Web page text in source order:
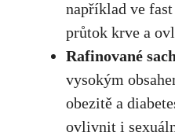
například ve
průtok krve a
Rafinované
vysokým
obezitě a
ovlivnit i